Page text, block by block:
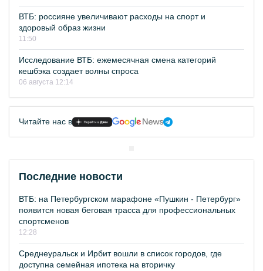
ВТБ: россияне увеличивают расходы на спорт и
здоровый образ жизни
11:50
Исследование ВТБ: ежемесячная смена категорий
кешбэка создает волны спроса
06 августа 12:14
Читайте нас в
Последние новости
ВТБ: на Петербургском марафоне «Пушкин - Петербург»
появится новая беговая трасса для профессиональных
спортсменов
12:28
Среднеуральск и Ирбит вошли в список городов, где
доступна семейная ипотека на вторичку